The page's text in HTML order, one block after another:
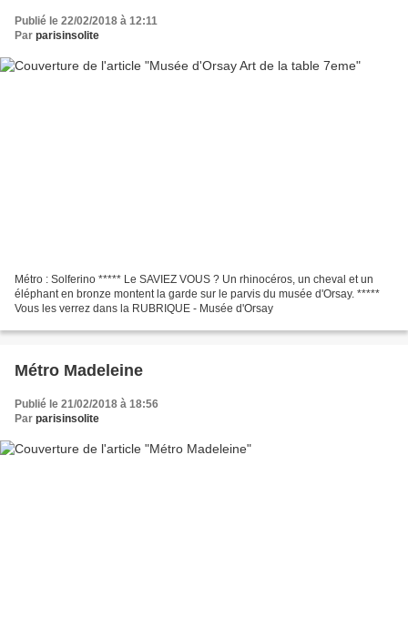
Publié le 22/02/2018 à 12:11
Par parisinsolite
Métro : Solferino ***** Le SAVIEZ VOUS ? Un rhinocéros, un cheval et un
éléphant en bronze montent la garde sur le parvis du musée d'Orsay. *****
Vous les verrez dans la RUBRIQUE - Musée d'Orsay
Métro Madeleine
Publié le 21/02/2018 à 18:56
Par parisinsolite